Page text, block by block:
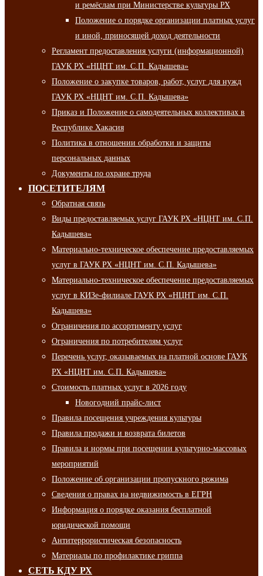
и ремёслам при Министерстве культуры РХ
Положение о порядке организации платных услуг
и иной, приносящей доход деятельности
Регламент предоставления услуги (информационной)
ГАУК РХ «НЦНТ им. С.П. Кадышева»
Положение о закупке товаров, работ, услуг для нужд
ГАУК РХ «НЦНТ им. С.П. Кадышева»
Приказ и Положение о самодеятельных коллективах в
Республике Хакасия
Политика в отношении обработки и защиты
персональных данных
Документы по охране труда
ПОСЕТИТЕЛЯМ
Обратная связь
Виды предоставляемых услуг ГАУК РХ «НЦНТ им. С.П.
Кадышева»
Материально-техническое обеспечение предоставляемых
услуг в ГАУК РХ «НЦНТ им. С.П. Кадышева»
Материально-техническое обеспечение предоставляемых
услуг в КИЗе-филиале ГАУК РХ «НЦНТ им. С.П.
Кадышева»
Ограничения по ассортименту услуг
Ограничения по потребителям услуг
Перечень услуг, оказываемых на платной основе ГАУК
РХ «НЦНТ им. С.П. Кадышева»
Стоимость платных услуг в 2026 году
Новогодний прайс-лист
Правила посещения учреждения культуры
Правила продажи и возврата билетов
Правила и нормы при посещении культурно-массовых
мероприятий
Положение об организации пропускного режима
Сведения о правах на недвижимость в ЕГРН
Информация о порядке оказания бесплатной
юридической помощи
Антитеррористическая безопасность
Материалы по профилактике гриппа
СЕТЬ КДУ РХ